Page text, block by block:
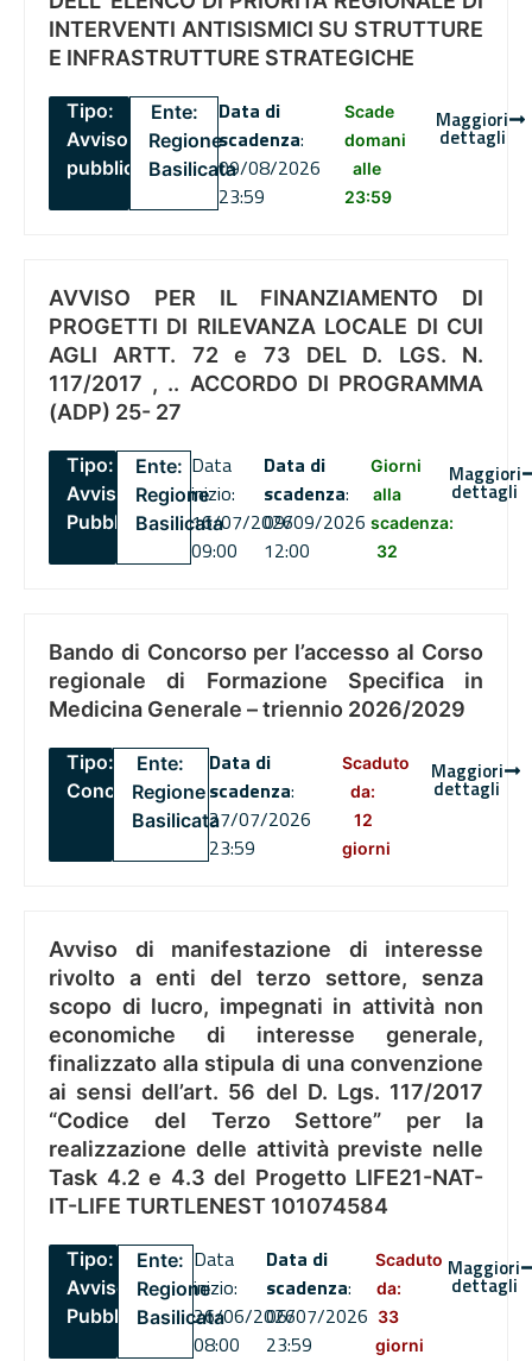
INTERVENTI ANTISISMICI SU STRUTTURE
E INFRASTRUTTURE STRATEGICHE
Tipo:
Avviso
pubblico
Ente:
Regione
Basilicata
Data di
scadenza:
09/08/2026
23:59
Scade
domani
alle
23:59
Maggiori
dettagli
AVVISO PER IL FINANZIAMENTO DI
PROGETTI DI RILEVANZA LOCALE DI CUI
AGLI ARTT. 72 e 73 DEL D. LGS. N.
117/2017 , .. ACCORDO DI PROGRAMMA
(ADP) 25- 27
Tipo:
Avviso
Pubblico
Ente:
Regione
Basilicata
Data
inizio:
16/07/2026
09:00
Data di
scadenza:
09/09/2026
12:00
Giorni
alla
scadenza:
32
Maggiori
dettagli
Bando di Concorso per l’accesso al Corso
regionale di Formazione Specifica in
Medicina Generale – triennio 2026/2029
Tipo:
Concorsi
Ente:
Regione
Basilicata
Data di
scadenza:
27/07/2026
23:59
Scaduto
da:
12
giorni
Maggiori
dettagli
Avviso di manifestazione di interesse
rivolto a enti del terzo settore, senza
scopo di lucro, impegnati in attività non
economiche di interesse generale,
finalizzato alla stipula di una convenzione
ai sensi dell’art. 56 del D. Lgs. 117/2017
“Codice del Terzo Settore” per la
realizzazione delle attività previste nelle
Task 4.2 e 4.3 del Progetto LIFE21-NAT-
IT-LIFE TURTLENEST 101074584
Tipo:
Avviso
Pubblico
Ente:
Regione
Basilicata
Data
inizio:
26/06/2026
08:00
Data di
scadenza:
06/07/2026
23:59
Scaduto
da:
33
giorni
Maggiori
dettagli